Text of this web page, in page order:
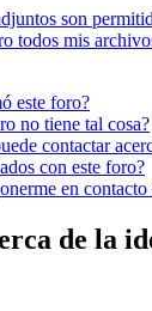
son
todos mis
este foro?
no tiene tal cosa?
contactar
con este foro?
en
de la